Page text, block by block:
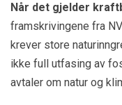
Når det gjelder
framskrivingene fra
krever store
ikke full utfasing av
avtaler om natur og